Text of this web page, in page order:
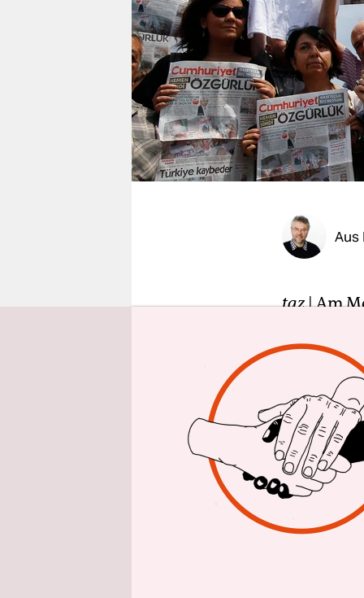
verlag
veranstaltungen
shop
fragen & hilfe
unterstützen
abo
Aus
taz| Am
und
Calayan,
in Silivre
Vertreter
Ob